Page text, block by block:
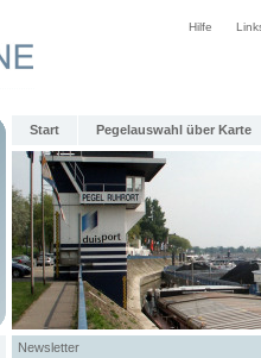
Hilfe
Start Pegelauswahl über Karte
Newsletter